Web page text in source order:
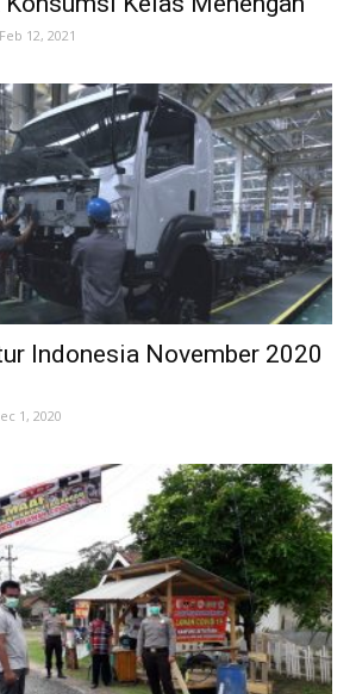
Feb 12, 2021
Indonesia November 2020
1, 2020